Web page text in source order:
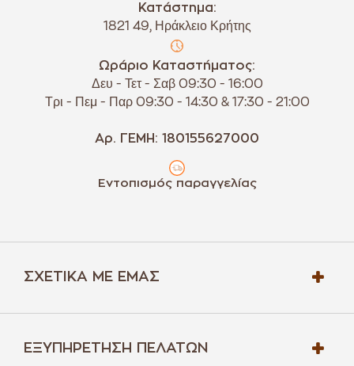
Κατάστημα:
1821 49, Ηράκλειο Κρήτης
Ωράριο Καταστήματος:
Δευ - Τετ - Σαβ 09:30 - 16:00
Τρι - Πεμ - Παρ 09:30 - 14:30 & 17:30 - 21:00
Αρ. ΓΕΜΗ: 180155627000
Εντοπισμός παραγγελίας
ΣΧΕΤΙΚΆ ΜΕ ΕΜΆΣ
ΕΞΥΠΗΡΈΤΗΣΗ ΠΕΛΑΤΏΝ